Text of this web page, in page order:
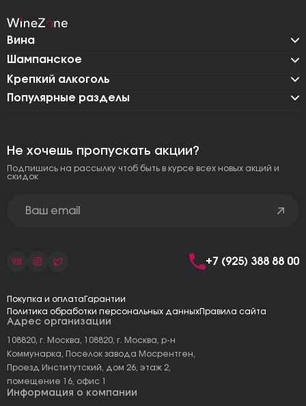
Вина
Шампанское
Крепкий алкоголь
Популярные разделы
Адрес организации
108820, г. Москва, 108820, г. Москва, р-н
Коммунарка, Поселок завода Мосрентген,
Проезд Институтский, дом 26, этаж 2,
помещение 16, офис 1
Информация о компании
Не хочешь пропускать акции?
Подпишись на рассылку чтоб быть в курсе всех новых акций и
скидок
+7 (925) 388 88 00
Покупка и оплата Гарантии
Политика обработки персональных данныхПравила сайта